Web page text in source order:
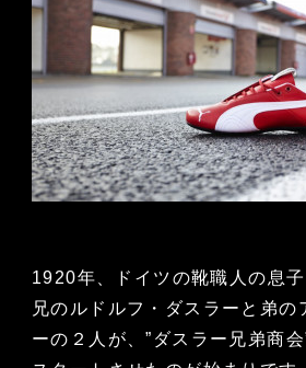
1920年、ドイツの靴職人の息子
兄のルドルフ・ダスラーと弟の
ーの２人が、”ダスラー兄弟商